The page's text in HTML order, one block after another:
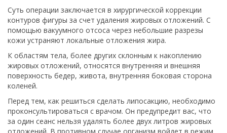
Суть операции заключается в хирургической коррекции
контуров фигуры за счет удаления жировых отложений. С
помощью вакуумного отсоса через небольшие разрезы
кожи устраняют локальные отложения жира.
К областям тела, более других склонным к накоплению
жировых отложений, относятся внутренняя и внешняя
поверхность бедер, живота, внутренняя боковая сторона
коленей.
Перед тем, как решиться сделать липосакцию, необходимо
проконсультироваться с врачом. Он предупредит вас, что
за один сеанс нельзя удалять более двух литров жировых